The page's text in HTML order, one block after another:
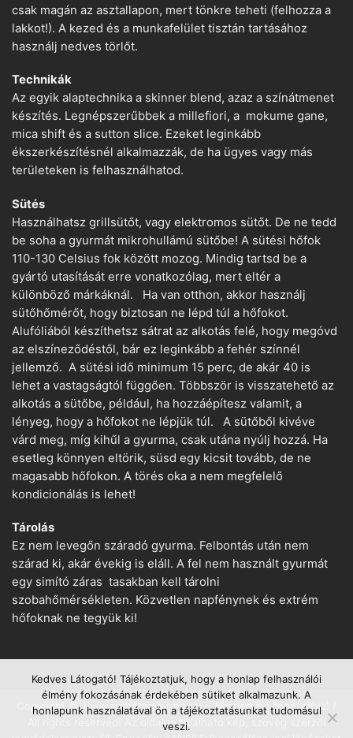
csak magán az asztallapon, mert tönkre teheti (felhozza a
lakkot!). A kezed és a munkafelület tisztán tartásához
használj nedves törlőt.
Technikák
Az egyik alaptechnika a skinner blend, azaz a színátmenet
készítés. Legnépszerűbbek a millefiori, a mokume gane,
mica shift és a sutton slice. Ezeket leginkább
ékszerkészítésnél alkalmazzák, de ha ügyes vagy más
területeken is felhasználhatod.
Sütés
Használhatsz grillsütőt, vagy elektromos sütőt. De ne tedd
be soha a gyurmát mikrohullámú sütőbe! A sütési hőfok
110-130 Celsius fok között mozog. Mindig tartsd be a
gyártó utasítását erre vonatkozólag, mert eltér a
különböző márkáknál. Ha van otthon, akkor használj
sütőhőmérőt, hogy biztosan ne lépd túl a hőfokot.
Alufóliából készíthetsz sátrat az alkotás felé, hogy megóvd
az elszíneződéstől, bár ez leginkább a fehér színnél
jellemző. A sütési idő minimum 15 perc, de akár 40 is
lehet a vastagságtól függően. Többször is visszatehető az
alkotás a sütőbe, például, ha hozzáépítesz valamit, a
lényeg, hogy a hőfokot ne lépjük túl. A sütőből kivéve
várd meg, míg kihűl a gyurma, csak utána nyúlj hozzá. Ha
esetleg könnyen eltörik, süsd egy kicsit tovább, de ne
magasabb hőfokon. A törés oka a nem megfelelő
kondicionálás is lehet!
Tárolás
Ez nem levegőn száradó gyurma. Felbontás után nem
szárad ki, akár évekig is eláll. A fel nem használt gyurmát
egy simító záras tasakban kell tárolni
szobahőmérsékleten. Közvetlen napfénynek és extrém
hőfoknak ne tegyük ki!
Copyright © www.suthetogyurma.hu − Minden jog fenntartva! /
All rights reserved! Az oldalon található kép, szöveg szerzői
Kedves Látogató! Tájékoztatjuk, hogy a honlap felhasználói
élmény fokozásának érdekében sütiket alkalmazunk. A
honlapunk használatával ön a tájékoztatásunkat tudomásul
veszi.